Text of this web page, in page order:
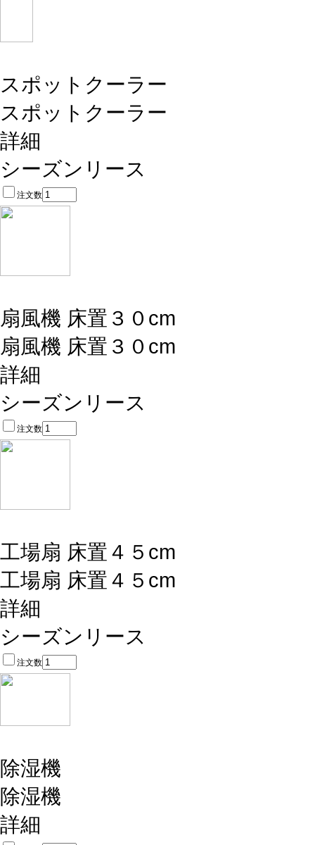
スポットクーラー
スポットクーラー
詳細
シーズンリース
注文数
扇風機 床置３０cm
扇風機 床置３０cm
詳細
シーズンリース
注文数
工場扇 床置４５cm
工場扇 床置４５cm
詳細
シーズンリース
注文数
除湿機
除湿機
詳細